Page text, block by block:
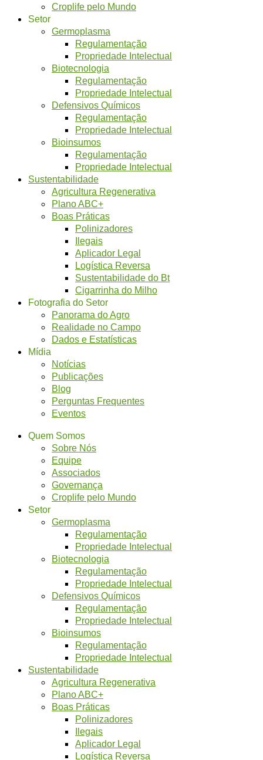
Croplife pelo Mundo
Setor
Germoplasma
Regulamentação
Propriedade Intelectual
Biotecnologia
Regulamentação
Propriedade Intelectual
Defensivos Químicos
Regulamentação
Propriedade Intelectual
Bioinsumos
Regulamentação
Propriedade Intelectual
Sustentabilidade
Agricultura Regenerativa
Plano ABC+
Boas Práticas
Polinizadores
Ilegais
Aplicador Legal
Logística Reversa
Sustentabilidade do Bt
Cigarrinha do Milho
Fotografia do Setor
Panorama do Agro
Realidade no Campo
Dados e Estatísticas
Mídia
Notícias
Publicações
Blog
Perguntas Frequentes
Eventos
Quem Somos
Sobre Nós
Equipe
Associados
Governança
Croplife pelo Mundo
Setor
Germoplasma
Regulamentação
Propriedade Intelectual
Biotecnologia
Regulamentação
Propriedade Intelectual
Defensivos Químicos
Regulamentação
Propriedade Intelectual
Bioinsumos
Regulamentação
Propriedade Intelectual
Sustentabilidade
Agricultura Regenerativa
Plano ABC+
Boas Práticas
Polinizadores
Ilegais
Aplicador Legal
Logística Reversa